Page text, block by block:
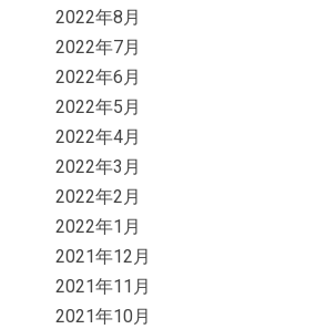
2022年8月
2022年7月
2022年6月
2022年5月
2022年4月
2022年3月
2022年2月
2022年1月
2021年12月
2021年11月
2021年10月